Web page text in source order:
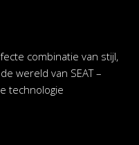
combinatie van stijl,
wereld van SEAT –
technologie